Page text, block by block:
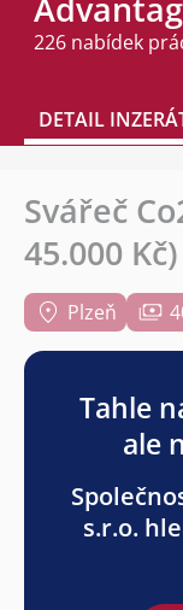
226 nabídek
DETAIL
Svářeč
45.000 Kč)
Plzeň
Tahle
ale
s.r.o.